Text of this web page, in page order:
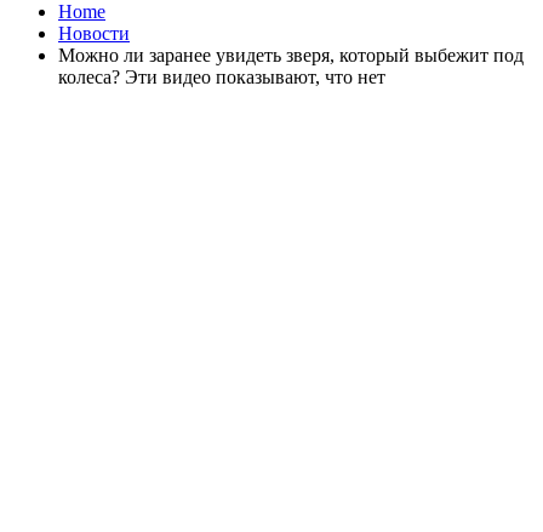
Home
Новости
Можно ли заранее увидеть зверя, который выбежит под
колеса? Эти видео показывают, что нет